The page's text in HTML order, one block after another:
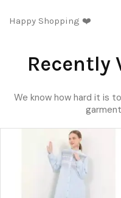
Happy Shopping ❤️
Recently
We know how hard it is